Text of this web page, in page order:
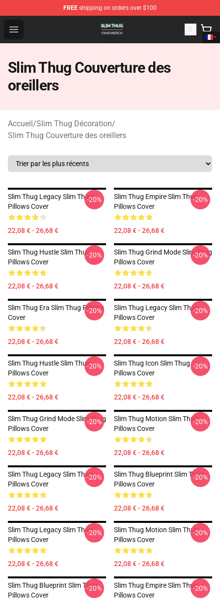
FREE shipping on orders over $100
Open menu
Slim Thug Shop - Official Slim Thug Merchandise Store
Slim Thug Couverture des
oreillers
Accueil/Slim Thug Décoration/
Slim Thug Couverture des oreillers
Slim Thug Legacy Slim Thug
Pillows Cover
22,08 € - 26,68 €
-20%
Slim Thug Empire Slim Thug
Pillows Cover
22,08 € - 26,68 €
-20%
Slim Thug Hustle Slim Thug
Pillows Cover
22,08 € - 26,68 €
-20%
Slim Thug Grind Mode Slim Thug
Pillows Cover
22,08 € - 26,68 €
-20%
Slim Thug Era Slim Thug Pillows
Cover
22,08 € - 26,68 €
-20%
Slim Thug Legacy Slim Thug
Pillows Cover
22,08 € - 26,68 €
-20%
Slim Thug Hustle Slim Thug
Pillows Cover
22,08 € - 26,68 €
-20%
Slim Thug Icon Slim Thug
Pillows Cover
22,08 € - 26,68 €
-20%
Slim Thug Grind Mode Slim Thug
Pillows Cover
22,08 € - 26,68 €
-20%
Slim Thug Motion Slim Thug
Pillows Cover
22,08 € - 26,68 €
-20%
Slim Thug Legacy Slim Thug
Pillows Cover
22,08 € - 26,68 €
-20%
Slim Thug Blueprint Slim Thug
Pillows Cover
22,08 € - 26,68 €
-20%
Slim Thug Legacy Slim Thug
Pillows Cover
22,08 € - 26,68 €
-20%
Slim Thug Motion Slim Thug
Pillows Cover
22,08 € - 26,68 €
-20%
Slim Thug Blueprint Slim Thug
Pillows Cover
-20%
Slim Thug Empire Slim Thug
Pillows Cover
-20%